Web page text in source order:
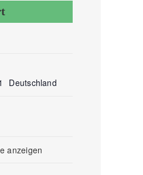
Deutschland
anzeigen